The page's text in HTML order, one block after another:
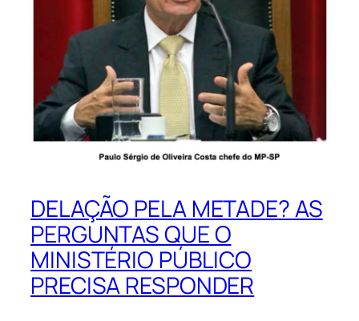
DELAÇÃO PELA METADE? AS
PERGUNTAS QUE O
MINISTÉRIO PÚBLICO
PRECISA RESPONDER